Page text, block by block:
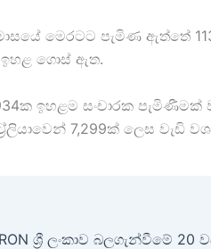
මෙරටට පැමිණ ඇත්තේ
ඉහළ ගොස් ඇත.
ඉහළම සංචාරක
7,299ක් ලෙස වැඩි